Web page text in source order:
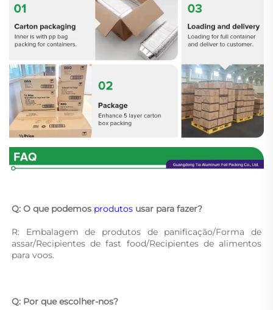
Q: O que podemos produtos usar para fazer?
R: Embalagem de produtos de panificação/Forma de
assar/Recipientes de fast food/Recipientes de alimentos
para voos.
Q: Por que escolher-nos?